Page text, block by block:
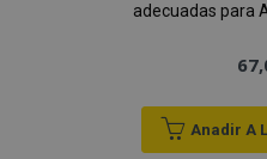
adecuadas para
Anadir A